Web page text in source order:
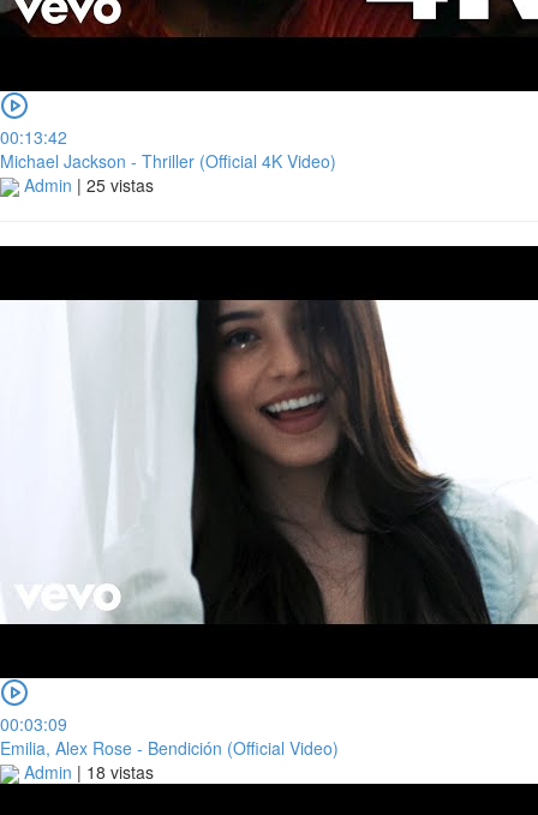
00:13:42
Michael Jackson - Thriller (Official 4K Video)
Admin | 25 vistas
00:03:09
Emilia, Alex Rose - Bendición (Official Video)
Admin | 18 vistas